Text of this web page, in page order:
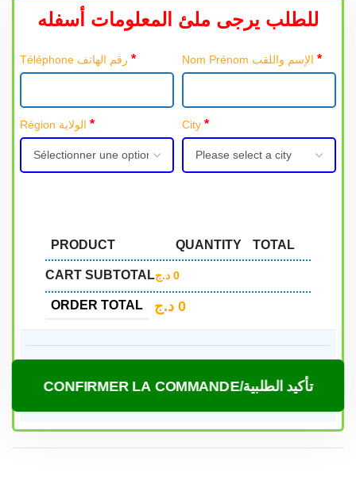
للطلب يرجى ملئ المعلومات أسفله
Téléphone رقم الهاتف* *
Région الولاية* City *
PRODUCT QUANTITY TOTAL
CART SUBTOTAL 0 د.ج
ORDER TOTAL 0 د.ج
CONFIRMER LA COMMANDE/تأكيد الطلبية